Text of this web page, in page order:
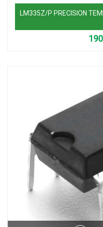
LM335Z/P PRECISION